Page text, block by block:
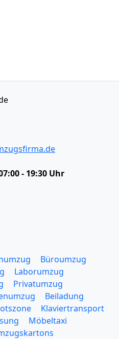
- 19:30 Uhr
Büroumzug
Laborumzug
Privatumzug
Beiladung
Klaviertransport
Möbeltaxi